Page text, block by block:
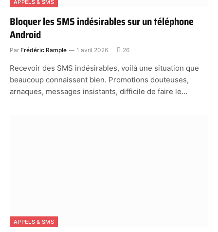
APPELS & SMS
Bloquer les SMS indésirables sur un téléphone
Android
Par Frédéric Rample 1 avril 2026 26
Recevoir des SMS indésirables, voilà une situation que
beaucoup connaissent bien. Promotions douteuses,
arnaques, messages insistants, difficile de faire le…
APPELS & SMS